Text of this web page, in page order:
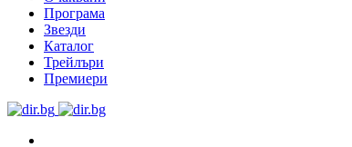
Програма
Звезди
Каталог
Трейлъри
Премиери